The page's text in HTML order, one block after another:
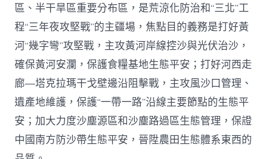
區、半干旱區重要分布區，是荒涼化防治和“三北”工
程“三年夜攻堅戰”的主疆場，焦點目的義務是打好黃
河“幾字彎”攻堅戰，主攻黃河岸線控沙與光伏治沙，
確保黃河安瀾，保護食糧基地生態平安；打好河西走
廊—塔克拉瑪干戈壁邊沿阻擊戰，主攻風沙口管理、
遺產地維護，保護“一帶一路”沿線主要節點的生態平
安；加大力度沙塵源區和沙塵路過區生態管理，保證
中國南方防沙帶生態平安，晉陞農田生態體系東西的